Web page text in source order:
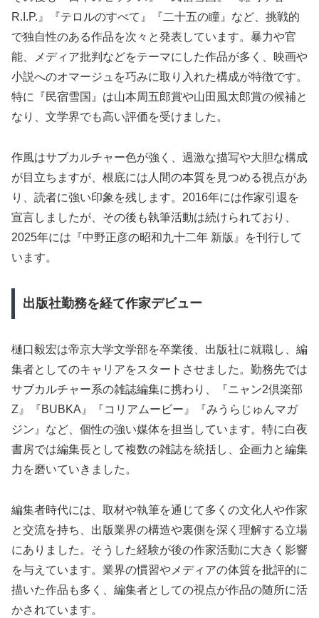
R.I.P.』『テロルのすべて』『二十五の瞳』など、挑戦的
で独自性のある作品を次々と発表しています。暴力や官
能、メディア批判などをテーマにした作品が多く、映画や
小説へのオマージュを巧みに取り入れた構成が特徴です。
特に『民宿雪国』は山本周五郎賞や山田風太郎賞の候補と
なり、文学界でも高い評価を受けました。
作風はサブカルチャー色が強く、過激な描写や大胆な構成
が目立ちますが、根底には人間の本質を見つめる視点があ
り、読者に強い印象を残します。2016年には作家引退を
宣言しましたが、その後も執筆活動は続けられており、
2025年には『中野正彦の昭和九十二年 新版』を刊行して
います。
出版社勤務を経て作家デビュー
樋口毅宏は帝京大学文学部を卒業後、出版社に就職し、編
集者としてのキャリアをスタートさせました。勤務先では
サブカルチャー系の雑誌編集に携わり、『ニャン2倶楽部
Z』『BUBKA』『コリアムービー』『みうらじゅんマガ
ジン』など、個性の強い媒体を担当しています。特に白夜
書房では編集長として複数の雑誌を統括し、企画力と編集
力を磨いていきました。
編集者時代には、取材や執筆を通じて多くの文化人や作家
と交流を持ち、出版業界の構造や裏側を深く理解する立場
にありました。そうした経験が後の作家活動に大きく影響
を与えています。業界の慣習やメディアの体質を批評的に
描いた作品も多く、編集者としての視点が作品の随所に活
かされています。